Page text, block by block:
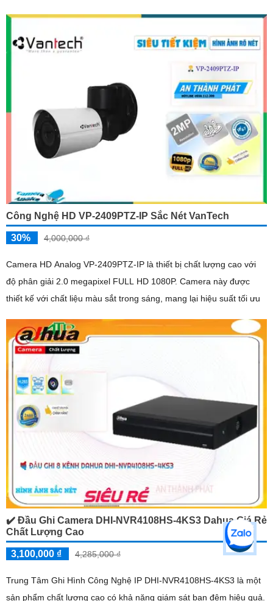
Công Nghệ HD VP-2409PTZ-IP Sắc Nét VanTech
30% 4,000,000 ₫
Camera HD Analog VP-2409PTZ-IP là thiết bị chất lượng cao với
độ phân giải 2.0 megapixel FULL HD 1080P. Camera này được
thiết kế với chất liệu màu sắt trong sáng, mang lại hiệu suất tối ưu
✔️ Đầu Ghi Camera DHI-NVR4108HS-4KS3 Dahua Giá Rẻ
Chất Lượng Cao
3,100,000 ₫ 4,285,000 ₫
Trung Tâm Ghi Hình Công Nghệ IP DHI-NVR4108HS-4KS3 là một
sản phẩm chất lượng cao có khả năng giám sát ban đêm hiệu quả.